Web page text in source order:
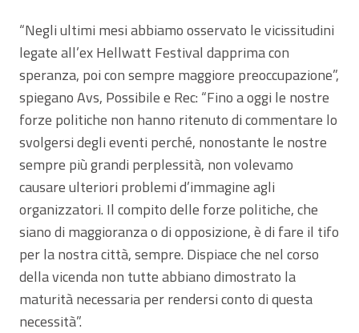
“Negli ultimi mesi abbiamo osservato le vicissitudini
legate all’ex Hellwatt Festival dapprima con
speranza, poi con sempre maggiore preoccupazione”,
spiegano Avs, Possibile e Rec: “Fino a oggi le nostre
forze politiche non hanno ritenuto di commentare lo
svolgersi degli eventi perché, nonostante le nostre
sempre più grandi perplessità, non volevamo
causare ulteriori problemi d’immagine agli
organizzatori. Il compito delle forze politiche, che
siano di maggioranza o di opposizione, è di fare il tifo
per la nostra città, sempre. Dispiace che nel corso
della vicenda non tutte abbiano dimostrato la
maturità necessaria per rendersi conto di questa
necessità”.